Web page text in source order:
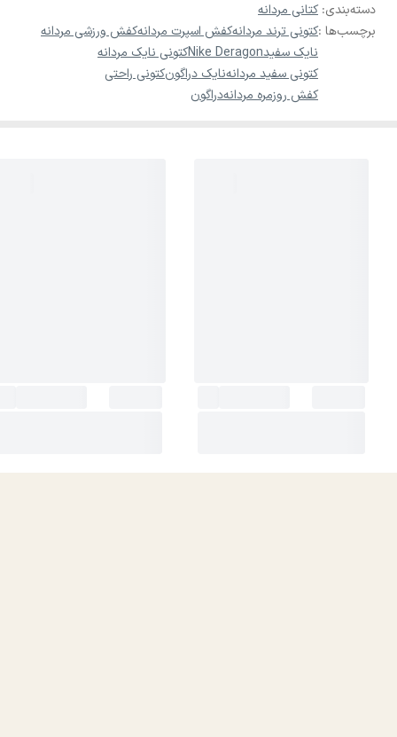
دسته‌بندی: کتانی مردانه
برچسب‌ها :کتونی ترند مردانهکفش اسپرت مردانهکفش ورزشی مردانه
نایک سفیدNike Deragonکتونی نایک مردانه
کتونی سفید مردانهنایک دراگونکتونی راحتی
کفش روزمره مردانهدراگون